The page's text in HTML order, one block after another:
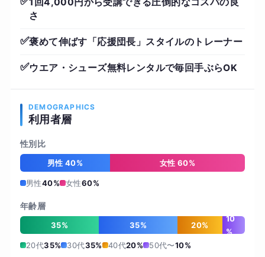
さ
✅褒めて伸ばす「応援団長」スタイルのトレーナー
✅ウエア・シューズ無料レンタルで毎回手ぶらOK
DEMOGRAPHICS
利用者層
性別比
男性 40% 女性 60%
男性40% 女性60%
年齢層
35% 35% 20%
10
%
20代35% 30代35% 40代20% 50代〜10%